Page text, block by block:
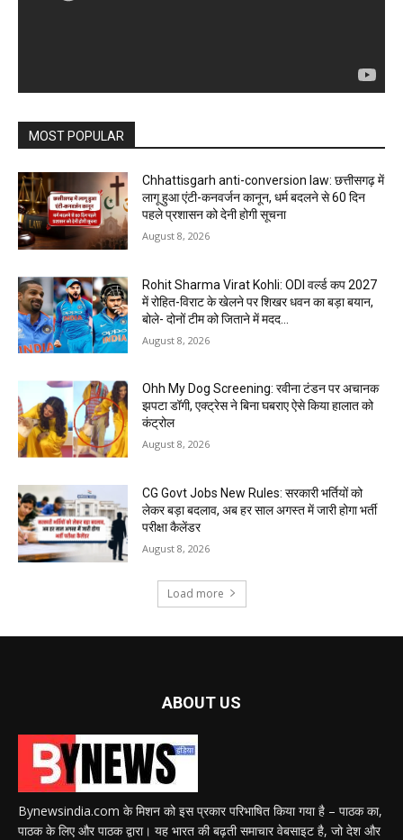
MOST POPULAR
Chhattisgarh anti-conversion law: छत्तीसगढ़ में
लागू हुआ एंटी-कनवर्जन कानून, धर्म बदलने से 60 दिन
पहले प्रशासन को देनी होगी सूचना
August 8, 2026
Rohit Sharma Virat Kohli: ODI वर्ल्ड कप 2027
में रोहित-विराट के खेलने पर शिखर धवन का बड़ा बयान,
बोले- दोनों टीम को जिताने में मदद...
August 8, 2026
Ohh My Dog Screening: रवीना टंडन पर अचानक
झपटा डॉगी, एक्ट्रेस ने बिना घबराए ऐसे किया हालात को
कंट्रोल
August 8, 2026
CG Govt Jobs New Rules: सरकारी भर्तियों को
लेकर बड़ा बदलाव, अब हर साल अगस्त में जारी होगा भर्ती
परीक्षा कैलेंडर
August 8, 2026
Load more
ABOUT US
Bynewsindia.com के मिशन को इस प्रकार परिभाषित किया गया है – पाठक का,
पाठक के लिए और पाठक द्वारा। यह भारत की बढ़ती समाचार वेबसाइट है, जो देश और